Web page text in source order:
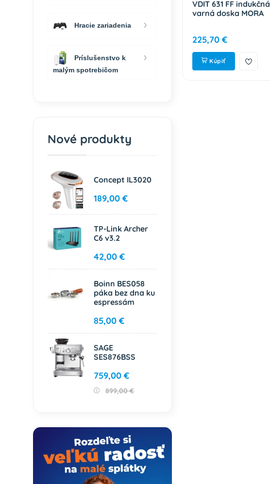
Kúpiť
VDIT 631 FF indukčná
varná doska MORA
225,70 €
Kúpiť
Hracie zariadenia
Príslušenstvo k
malým spotrebičom
Nové produkty
Concept IL3020
189,00 €
TP-Link Archer
C6 v3.2
42,00 €
Boinn BES058
páka bez dna ku
espressám
85,00 €
SAGE
SES876BSS
759,00 €
899,00 €